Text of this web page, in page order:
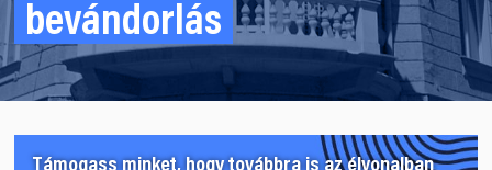
bevándorlás